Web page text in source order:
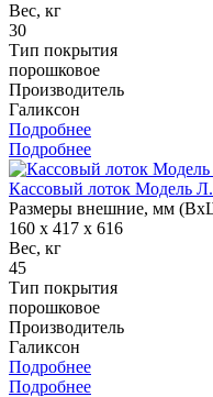
Вес, кг
30
Тип покрытия
порошковое
Производитель
Галиксон
Подробнее
Подробнее
Кассовый лоток Модель
Размеры внешние, мм
160 x 417 x 616
Вес, кг
45
Тип покрытия
порошковое
Производитель
Галиксон
Подробнее
Подробнее